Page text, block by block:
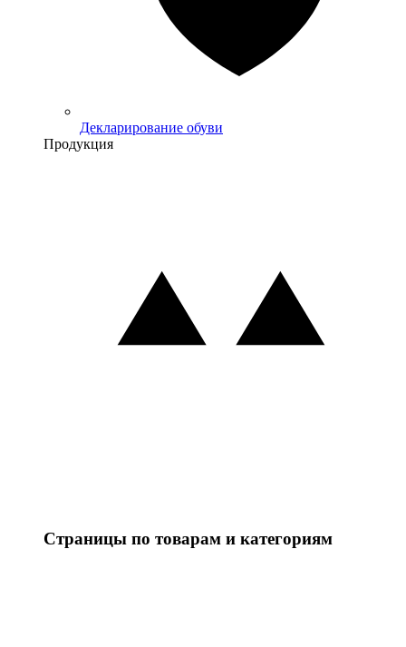
Декларирование обуви
Продукция
Страницы по товарам и категориям